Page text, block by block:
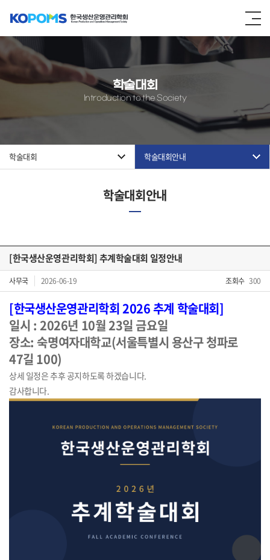
학술대회
Introduction to the Society
학술대회 학술대회안내
학술대회안내
[한국생산운영관리학회] 추계학술대회 일정안내
사무국 2026-06-19 조회수 300
[한국생산운영관리학회 2026추계 학술대회]
일시 : 2026년 10월 23일 금요일
장소: 숙명여자대학교(서울특별시 용산구 청파로
47길 100)
상세 일정은 추후 공지하도록 하겠습니다.
감사합니다.